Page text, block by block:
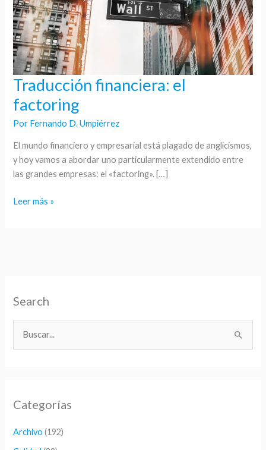
Traducción financiera: el
factoring
Por Fernando D. Umpiérrez
El mundo financiero y empresarial está plagado de anglicismos,
y hoy vamos a abordar uno particularmente extendido entre
las grandes empresas: el «factoring». […]
Traducción
el
factoring
Leer más »
Search
a
Categorías
Archivo (192)